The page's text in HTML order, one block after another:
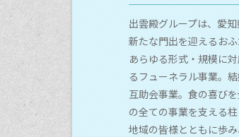
出雲殿グループは、愛
新たな門出を迎えるお
あらゆる形式・規模に
るフューネラル事業。
互助会事業。食の喜び
の全ての事業を支える
地域の皆様とともに歩